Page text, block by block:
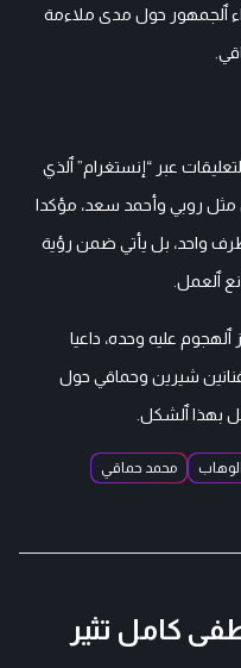
ٱلجمهور حول مدى ملاءمة
عبر “إنستغرام” ٱلذي
مثل روبي وأحمد سعد، مؤكدا
واحد، بل يأتي ضمن رؤية
ٱلعمل.
ٱلهجوم عليه وحده، داعيا
شيرين وحماقي حول
بهذا ٱلشكل.
محمد حماقي
كامل تثير